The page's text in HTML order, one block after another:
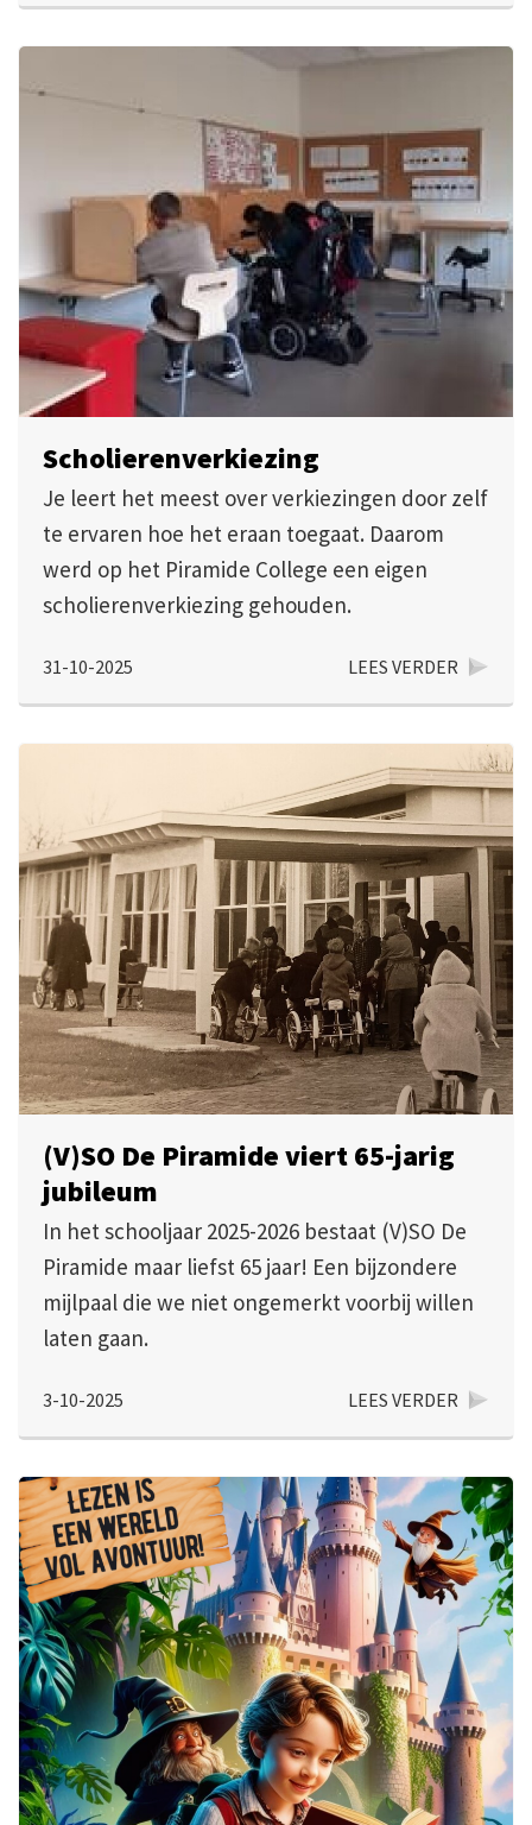
Scholierenverkiezing
Je leert het meest over verkiezingen door zelf
te ervaren hoe het eraan toegaat. Daarom
werd op het Piramide College een eigen
scholierenverkiezing gehouden.
31-10-2025 LEES VERDER
(V)SO De Piramide viert 65-jarig
jubileum
In het schooljaar 2025-2026 bestaat (V)SO De
Piramide maar liefst 65 jaar! Een bijzondere
mijlpaal die we niet ongemerkt voorbij willen
laten gaan.
3-10-2025 LEES VERDER